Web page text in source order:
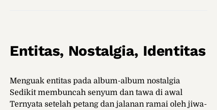
Entitas, Nostalgia, Identitas
Menguak entitas pada album-album nostalgia
Sedikit membuncah senyum dan tawa di awal
Ternyata setelah petang dan jalanan ramai oleh jiwa-